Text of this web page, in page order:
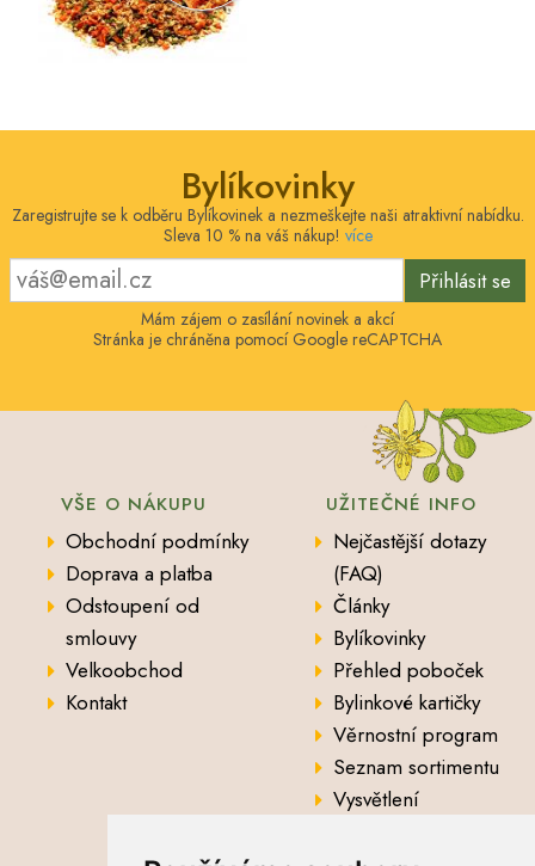
Bylíkovinky
Zaregistrujte se k odběru Bylíkovinek a nezmeškejte naši atraktivní nabídku.
Sleva 10 % na váš nákup! více
Přihlásit se
Mám zájem o zasílání novinek a akcí
Stránka je chráněna pomocí Google reCAPTCHA
VŠE O NÁKUPU
Obchodní podmínky
Doprava a platba
Odstoupení od
smlouvy
Velkoobchod
Kontakt
UŽITEČNÉ INFO
Nejčastější dotazy
(FAQ)
Články
Bylíkovinky
Přehled poboček
Bylinkové kartičky
Věrnostní program
Seznam sortimentu
Vysvětlení